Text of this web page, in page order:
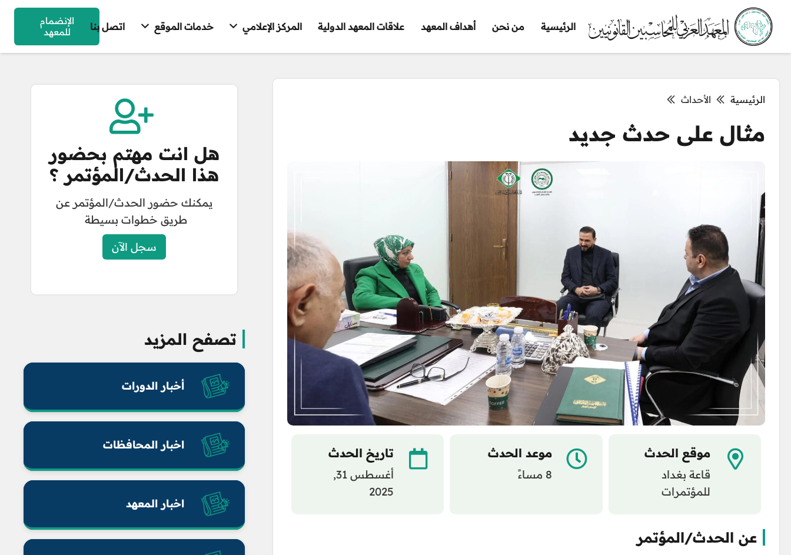
الرئيسية من نحن أهداف المعهد علاقات المعهد الدولية المركز الإعلامي خدمات الموقع اتصل بنا
الإنضمام
للمعهد
الرئيسية الأحداث
مثال على حدث جديد
موقع الحدث
قاعة بغداد
للمؤتمرات
موعد الحدث
8 مساءً
تاريخ الحدث
أغسطس 31,
2025
عن الحدث/المؤتمر
هل انت مهتم بحضور
هذا الحدث/المؤتمر ؟
يمكنك حضور الحدث/المؤتمر عن
طريق خطوات بسيطة
سجل الآن
تصفح المزيد
أخبار الدورات
اخبار المحافظات
اخبار المعهد